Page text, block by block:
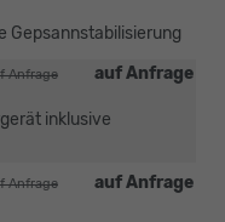
Gepsannstabilisierung
auf Anfrage
Anfrage
inklusive
auf Anfrage
Anfrage